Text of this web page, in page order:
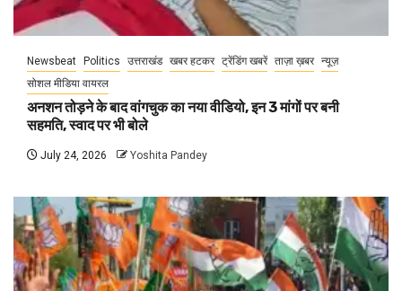
Newsbeat Politics उत्तराखंड खबर हटकर ट्रेंडिंग खबरें ताज़ा ख़बर न्यूज़
सोशल मीडिया वायरल
अनशन तोड़ने के बाद वांगचुक का नया वीडियो, इन 3 मांगों पर बनी
सहमति, स्वाद पर भी बोले
July 24, 2026 Yoshita Pandey